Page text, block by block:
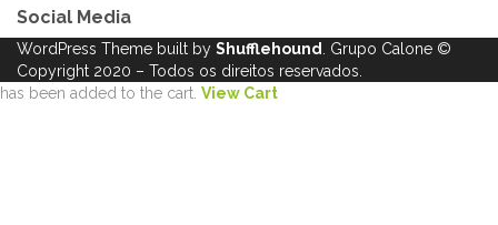
Social Media
WordPress Theme built by Shufflehound. Grupo Calone ©
Copyright 2020 – Todos os direitos reservados.
has been added to the cart. View Cart